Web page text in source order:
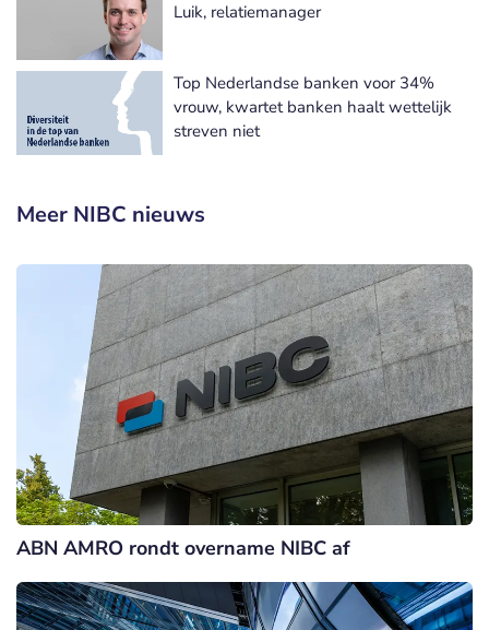
Luik, relatiemanager
Top Nederlandse banken voor 34%
vrouw, kwartet banken haalt wettelijk
streven niet
Meer NIBC nieuws
ABN AMRO rondt overname NIBC af